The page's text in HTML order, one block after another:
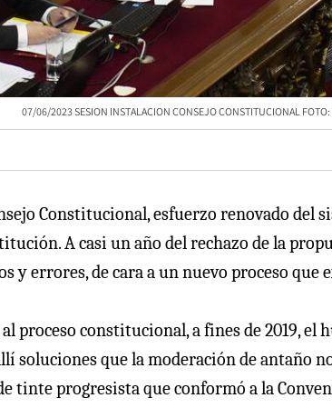
07/06/2023 SESION INSTALACION CONSEJO CONSTITUCIONAL FOTO:
Constitucional, esfuerzo renovado del
A casi un año del rechazo de la
errores, de cara a un nuevo proceso que
proceso constitucional, a fines de 2019, el
soluciones que la moderación de antaño
tinte progresista que conformó a la